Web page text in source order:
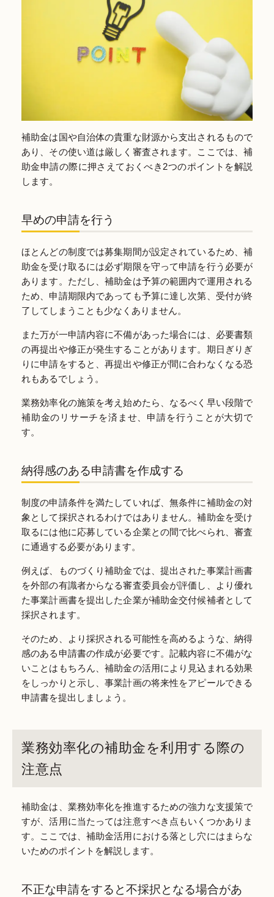
補助金は国や自治体の貴重な財源から支出されるもので
あり、その使い道は厳しく審査されます。ここでは、補
助金申請の際に押さえておくべき2つのポイントを解説
します。
早めの申請を行う
ほとんどの制度では募集期間が設定されているため、補
助金を受け取るには必ず期限を守って申請を行う必要が
あります。ただし、補助金は予算の範囲内で運用される
ため、申請期限内であっても予算に達し次第、受付が終
了してしまうことも少なくありません。
また万が一申請内容に不備があった場合には、必要書類
の再提出や修正が発生することがあります。期日ぎりぎ
りに申請をすると、再提出や修正が間に合わなくなる恐
れもあるでしょう。
業務効率化の施策を考え始めたら、なるべく早い段階で
補助金のリサーチを済ませ、申請を行うことが大切で
す。
納得感のある申請書を作成する
制度の申請条件を満たしていれば、無条件に補助金の対
象として採択されるわけではありません。補助金を受け
取るには他に応募している企業との間で比べられ、審査
に通過する必要があります。
例えば、ものづくり補助金では、提出された事業計画書
を外部の有識者からなる審査委員会が評価し、より優れ
た事業計画書を提出した企業が補助金交付候補者として
採択されます。
そのため、より採択される可能性を高めるような、納得
感のある申請書の作成が必要です。記載内容に不備がな
いことはもちろん、補助金の活用により見込まれる効果
をしっかりと示し、事業計画の将来性をアピールできる
申請書を提出しましょう。
業務効率化の補助金を利用する際の
注意点
補助金は、業務効率化を推進するための強力な支援策で
すが、活用に当たっては注意すべき点もいくつかありま
す。ここでは、補助金活用における落とし穴にはまらな
いためのポイントを解説します。
不正な申請をすると不採択となる場合があ